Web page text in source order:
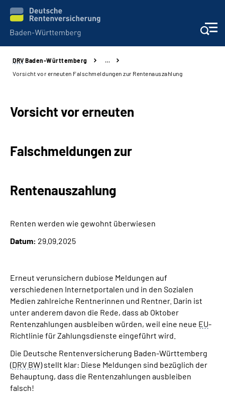
Beratung und Kontakt
Karriere
Suche
Mein Kundenportal
DRV Baden-Württemberg
…
Vorsicht vor erneuten Falschmeldungen zur Rentenauszahlung
Vorsicht vor erneuten
Falschmeldungen zur
Rentenauszahlung
Renten werden wie gewohnt überwiesen
Datum: 29.09.2025
Erneut verunsichern dubiose Meldungen auf
verschiedenen Internetportalen und in den Sozialen
Medien zahlreiche Rentnerinnen und Rentner. Darin ist
unter anderem davon die Rede, dass ab Oktober
Rentenzahlungen ausbleiben würden, weil eine neue EU-
Richtlinie für Zahlungsdienste eingeführt wird.
Die Deutsche Rentenversicherung Baden-Württemberg
(DRV BW) stellt klar: Diese Meldungen sind bezüglich der
Behauptung, dass die Rentenzahlungen ausbleiben
falsch!